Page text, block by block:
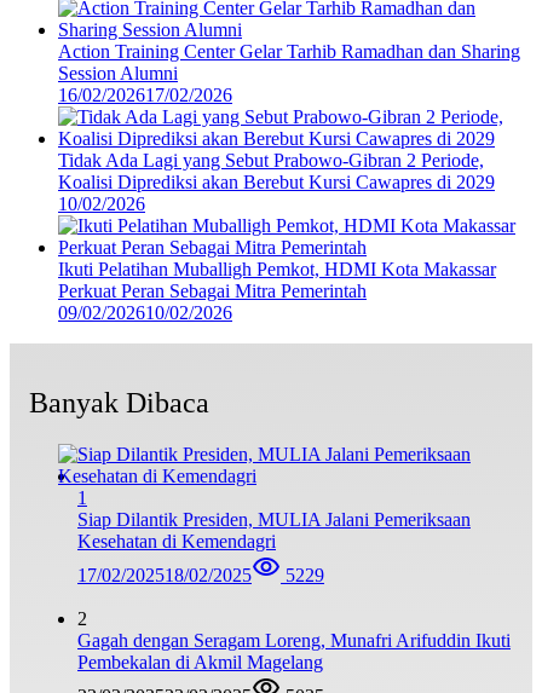
Action Training Center Gelar Tarhib Ramadhan dan Sharing
Session Alumni
16/02/202617/02/2026
Tidak Ada Lagi yang Sebut Prabowo-Gibran 2 Periode,
Koalisi Diprediksi akan Berebut Kursi Cawapres di 2029
10/02/2026
Ikuti Pelatihan Muballigh Pemkot, HDMI Kota Makassar
Perkuat Peran Sebagai Mitra Pemerintah
09/02/202610/02/2026
Banyak Dibaca
1
Siap Dilantik Presiden, MULIA Jalani Pemeriksaan
Kesehatan di Kemendagri
17/02/202518/02/2025 5229
2
Gagah dengan Seragam Loreng, Munafri Arifuddin Ikuti
Pembekalan di Akmil Magelang